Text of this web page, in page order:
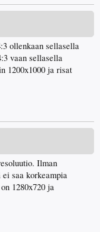
ollenkaan sellasella
vaan sellasella
1200x1000 ja risat
Ilman
saa korkeampia
1280x720 ja